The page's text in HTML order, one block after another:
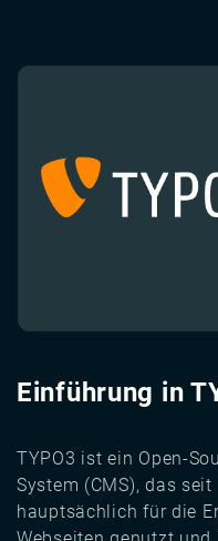
Image
Einführung in
TYPO3 ist ein Open-
System (CMS), das
hauptsächlich für die